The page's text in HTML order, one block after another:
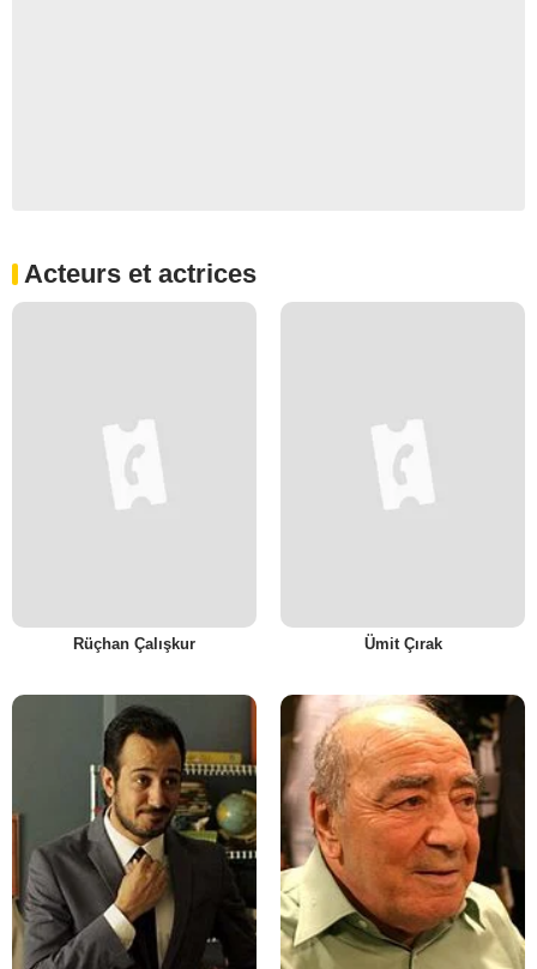
Acteurs et actrices
Rüçhan Çalışkur Ümit Çırak